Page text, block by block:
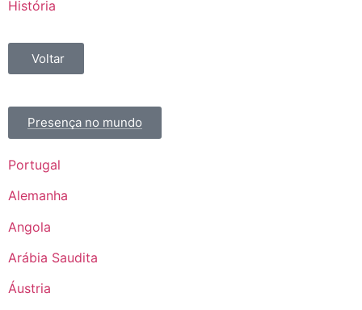
História
Voltar
Presença no mundo
Portugal
Alemanha
Angola
Arábia Saudita
Áustria